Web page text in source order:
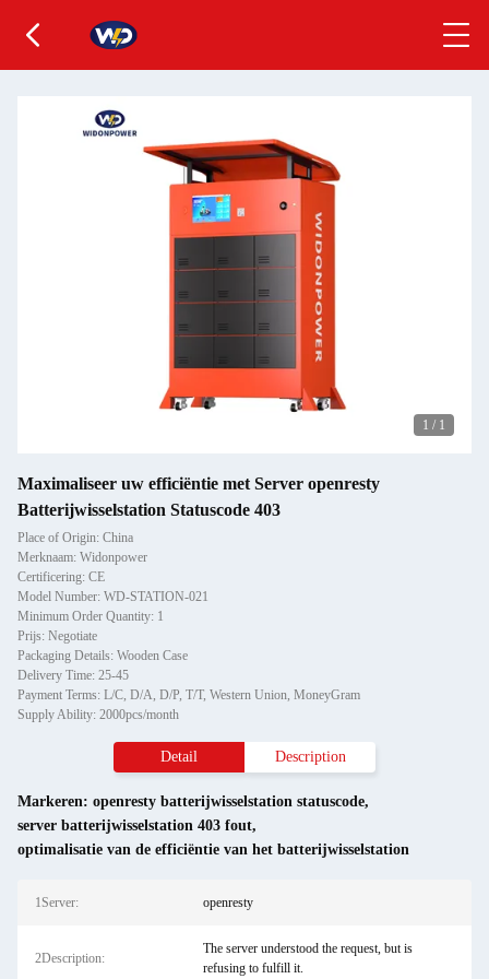
1 / 1
Maximaliseer uw efficiëntie met Server openresty
Batterijwisselstation Statuscode 403
Place of Origin: China
Merknaam: Widonpower
Certificering: CE
Model Number: WD-STATION-021
Minimum Order Quantity: 1
Prijs: Negotiate
Packaging Details: Wooden Case
Delivery Time: 25-45
Payment Terms: L/C, D/A, D/P, T/T, Western Union, MoneyGram
Supply Ability: 2000pcs/month
Detail Description
Markeren: openresty batterijwisselstation statuscode,
server batterijwisselstation 403 fout,
optimalisatie van de efficiëntie van het batterijwisselstation
1Server: openresty
2Description:
The server understood the request, but is
refusing to fulfill it.